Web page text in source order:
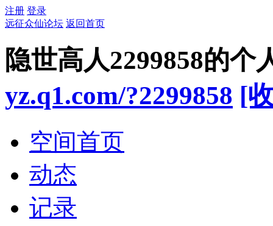
注册 登录
远征众仙论坛 返回首页
隐世高人2299858的个
yz.q1.com/?2299858 [
空间首页
动态
记录